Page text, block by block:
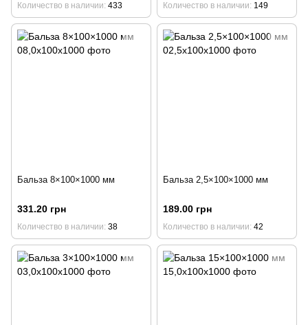
Количество в наличии 433 Количество в наличии 149
Бальза 8×100×1000 мм
331.20 грн
Количество в наличии 38
Бальза 2,5×100×1000 мм
189.00 грн
Количество в наличии 42